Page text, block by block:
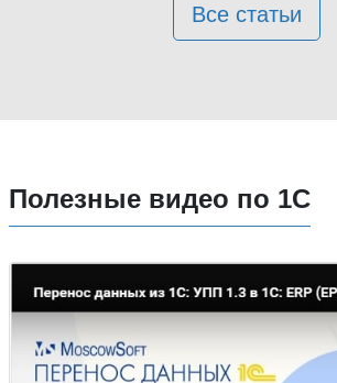
Все статьи
Полезные видео по 1С